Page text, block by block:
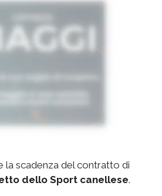
la scadenza del contratto di
dello Sport canellese.